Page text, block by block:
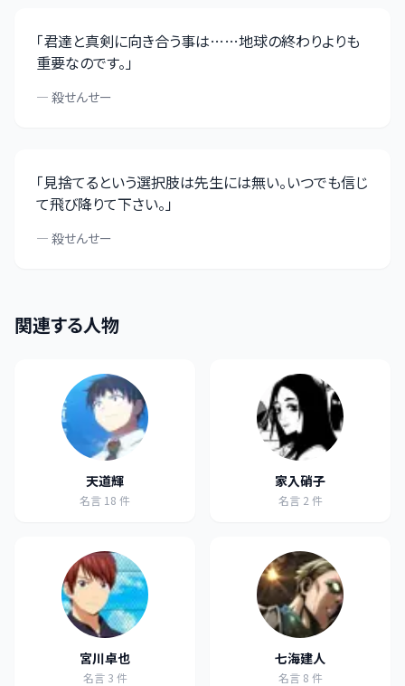
「君達と真剣に向き合う事は……地球の終わりよりも
重要なのです。」
— 殺せんせー
「見捨てるという選択肢は先生には無い。いつでも信じ
て飛び降りて下さい。」
— 殺せんせー
関連する人物
天道輝
名言 18 件
家入硝子
名言 2 件
宮川卓也
名言 3 件
七海建人
名言 8 件